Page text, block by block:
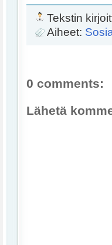
Tekstin
Aiheet:
0 comments:
Lähetä